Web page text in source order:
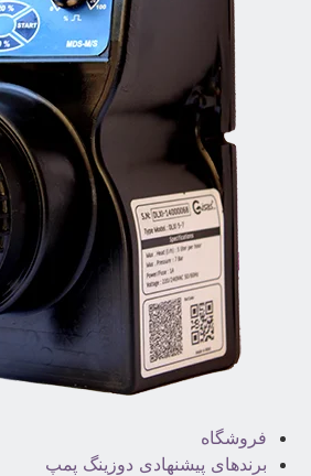
فروشگاه
برندهای پیشنهادی دوزینگ پمپ